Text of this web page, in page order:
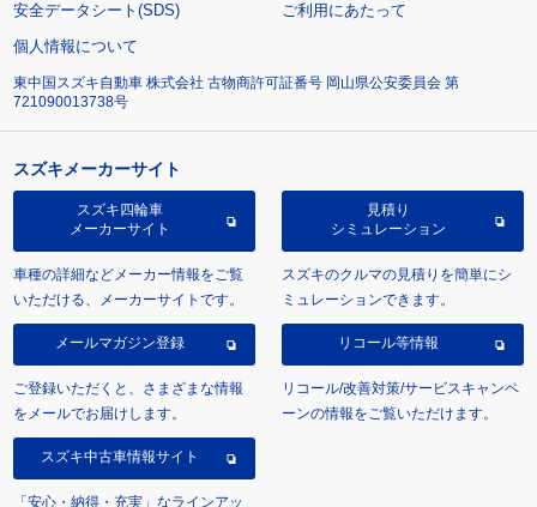
安全データシート(SDS)
ご利用にあたって
個人情報について
東中国スズキ自動車 株式会社 古物商許可証番号 岡山県公安委員会 第
721090013738号
スズキメーカーサイト
スズキ四輪車
メーカーサイト
車種の詳細などメーカー情報をご覧
いただける、メーカーサイトです。
見積り
シミュレーション
スズキのクルマの見積りを簡単にシ
ミュレーションできます。
メールマガジン登録
ご登録いただくと、さまざまな情報
をメールでお届けします。
リコール等情報
リコール/改善対策/サービスキャンペ
ーンの情報をご覧いただけます。
スズキ中古車情報サイト
「安心・納得・充実」なラインアッ